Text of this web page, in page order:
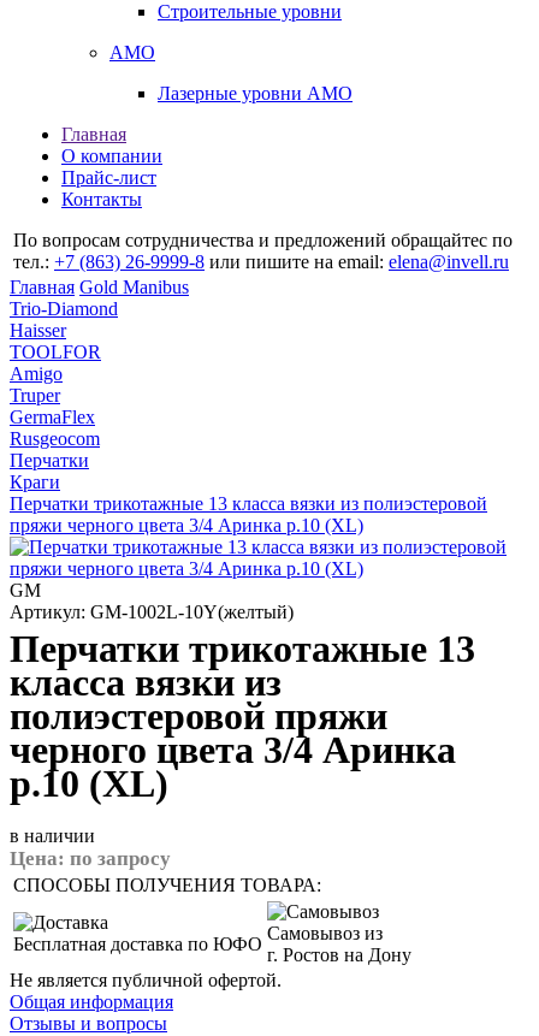
Строительные уровни
AMO
Лазерные уровни AMO
Главная
О компании
Прайс-лист
Контакты
По вопросам сотрудничества и предложений обращайтес по
тел.: +7 (863) 26‐9999‐8 или пишите на email: elena@invell.ru
Главная Gold Manibus
Trio-Diamond
Haisser
TOOLFOR
Amigo
Truper
GermaFlex
Rusgeocom
Перчатки
Краги
Перчатки трикотажные 13 класса вязки из полиэстеровой
пряжи черного цвета 3/4 Аринка р.10 (XL)
GM
Артикул: GM-1002L-10Y(желтый)
Перчатки трикотажные 13
класса вязки из
полиэстеровой пряжи
черного цвета 3/4 Аринка
р.10 (XL)
в наличии
Цена: по запросу
СПОСОБЫ ПОЛУЧЕНИЯ ТОВАРА:
Бесплатная доставка по ЮФО
Самовывоз из
г. Ростов на Дону
Не является публичной офертой.
Общая информация
Отзывы и вопросы